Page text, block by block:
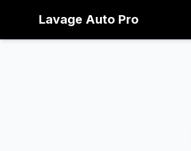
Lavage Auto Pro